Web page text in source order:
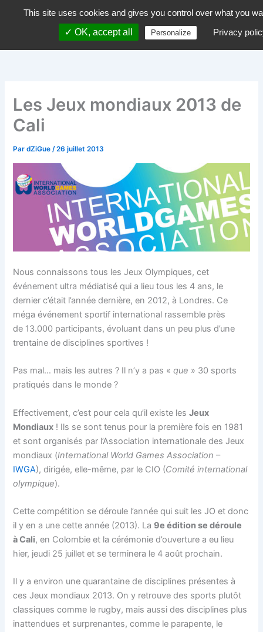
dZiGue
Les Jeux mondiaux 2013 de
Cali
PardZiGue/26 juillet 2013
Nous connaissons tous les Jeux Olympiques, cet
événement ultra médiatisé qui a lieu tous les 4 ans, le
dernier c’était l’année dernière, en 2012, à Londres. Ce
méga événement sportif international rassemble près
de 13.000 participants, évoluant dans un peu plus d’une
trentaine de disciplines sportives !
Pas mal… mais les autres ? Il n’y a pas «que » 30 sports
pratiqués dans le monde ?
Effectivement, c’est pour cela qu’il existe lesJeux
Mondiaux ! Ils se sont tenus pour la première fois en 1981
et sont organisés par l’Association internationale des Jeux
mondiaux (International World Games Association –
IWGA), dirigée, elle-même, par le CIO (Comité international
olympique).
Cette compétition se déroule l’année qui suit les JO et donc
il y en a une cette année (2013). La 9e édition se déroule
à Cali, en Colombie et la cérémonie d’ouverture a eu lieu
hier, jeudi 25 juillet et se terminera le 4 août prochain.
Il y a environ une quarantaine de disciplines présentes à
ces Jeux mondiaux 2013. On y retrouve des sports plutôt
classiques comme le rugby, mais aussi des disciplines plus
inattendues et surprenantes, comme le parapente, le
This site uses cookies and gives you control over what you
✓ OK, accept all
Personalize Privacy